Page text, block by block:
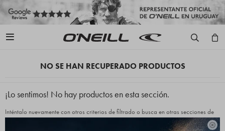


NO SE HAN RECUPERADO PRODUCTOS
¡Lo sentimos! No hay productos en esta sección.
Inténtalo nuevamente con otros criterios de filtrado o busca en otras secciones de